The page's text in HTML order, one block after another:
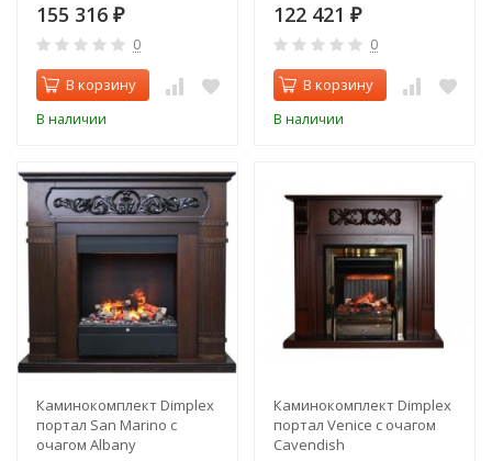
155 316 ₽
0
В корзину
В наличии
122 421 ₽
0
В корзину
В наличии
Каминокомплект Dimplex
портал San Marino с
очагом Albany
Каминокомплект Dimplex
портал Venice с очагом
Cavendish